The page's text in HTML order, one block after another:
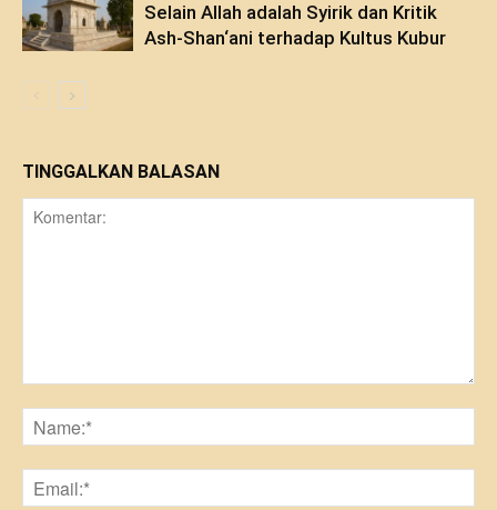
Selain Allah adalah Syirik dan Kritik
Ash-Shan‘ani terhadap Kultus Kubur
TINGGALKAN BALASAN